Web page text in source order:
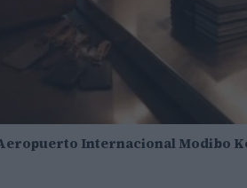
Internacional Modibo